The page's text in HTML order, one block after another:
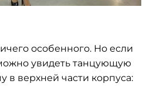
особенного. Но если
увидеть танцующую
в верхней части корпуса: